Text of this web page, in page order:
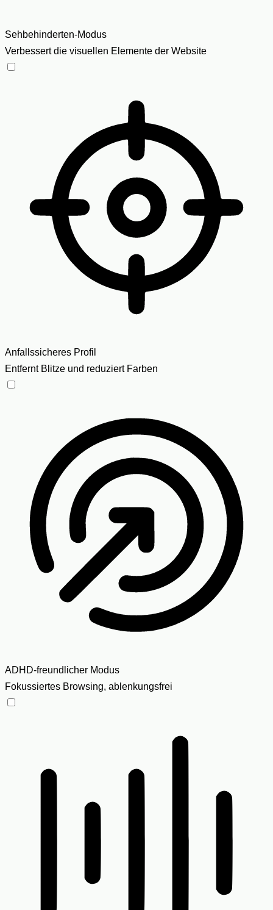
Sehbehinderten-Modus
Verbessert die visuellen Elemente der Website
Anfallssicheres Profil
Entfernt Blitze und reduziert Farben
ADHD-freundlicher Modus
Fokussiertes Browsing, ablenkungsfrei